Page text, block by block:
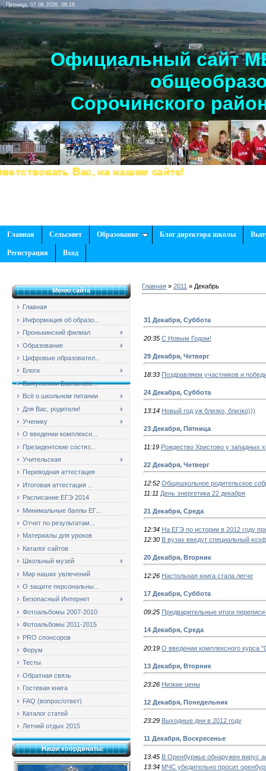
Пятница, 07.08.2026, 08:16
Официальный сайт
Сорочинского
Вас, на нашем сайте!
Главная Сельсовет Образование Блог директора школы
Регистрация Вход
Меню сайта
Главная
Информация об образо...
Пронькинский филиал
Образование
Цифровые образовател...
Блоги
Выпускники Баклановс...
Всё о школьном питании
Для Вас, родители!
Ученику
О введении комплексн...
Президентские состяз...
Учительская
Переводная аттестация
Итоговая аттестация ...
Расписание ЕГЭ 2014
Минимальные баллы ЕГ...
Отчет по результатам...
Материалы для уроков
Каталог сайтов
Школьный музей
Мир наших увлечений
О защите персональны...
Безопасный Интернет
Фотоальбомы 2007-2010
Фотоальбомы 2011-2015
PRO спонсоров
Форум
Тесты
Обратная связь
Гостевая книга
FAQ (вопрос/ответ)
Каталог статей
Летний отдых 2015
Наши координаты:
Главная » 2011 » Декабрь
31 Декабря, Суббота
20:35 С Новым Годом!
29 Декабря, Четверг
18:33 Поздравляем участников и
24 Декабря, Суббота
13:14 Новый год уж близко, близко)))
23 Декабря, Пятница
11:19 Рождество Христово у западных
22 Декабря, Четверг
12:52 Общешкольное родительское
11:11 День энергетика 22 декабря
21 Декабря, Среда
12:34 На ЕГЭ по истории в 2012 году
12:30 В вузах введут специальный
20 Декабря, Вторник
12:26 Настольная книга стала легче
17 Декабря, Суббота
09:25 Предварительные итоги
14 Декабря, Среда
20:19 О введении комплексного курса
13 Декабря, Вторник
23:26 Низкие цены
12 Декабря, Понедельник
23:29 Выходные дни в 2012 году
11 Декабря, Воскресенье
13:45 В Оренбуржье обнаружен вирус
13:34 МЧС убедительно просит